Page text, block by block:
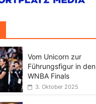
Vom Unicorn zur
Führungsfigur in den
WNBA Finals
3. Oktober 2025